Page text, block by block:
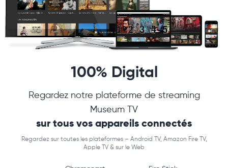
100% Digital
Regardez notre plateforme de streaming
Museum TV
sur tous vos appareils connectés
Regardez sur toutes les plateformes – Android TV, Amazon Fire TV,
Apple TV & sur le Web